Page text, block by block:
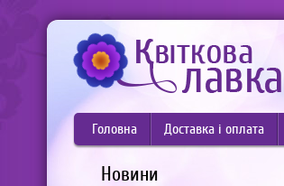
Головна Доставка і оплата
Новини